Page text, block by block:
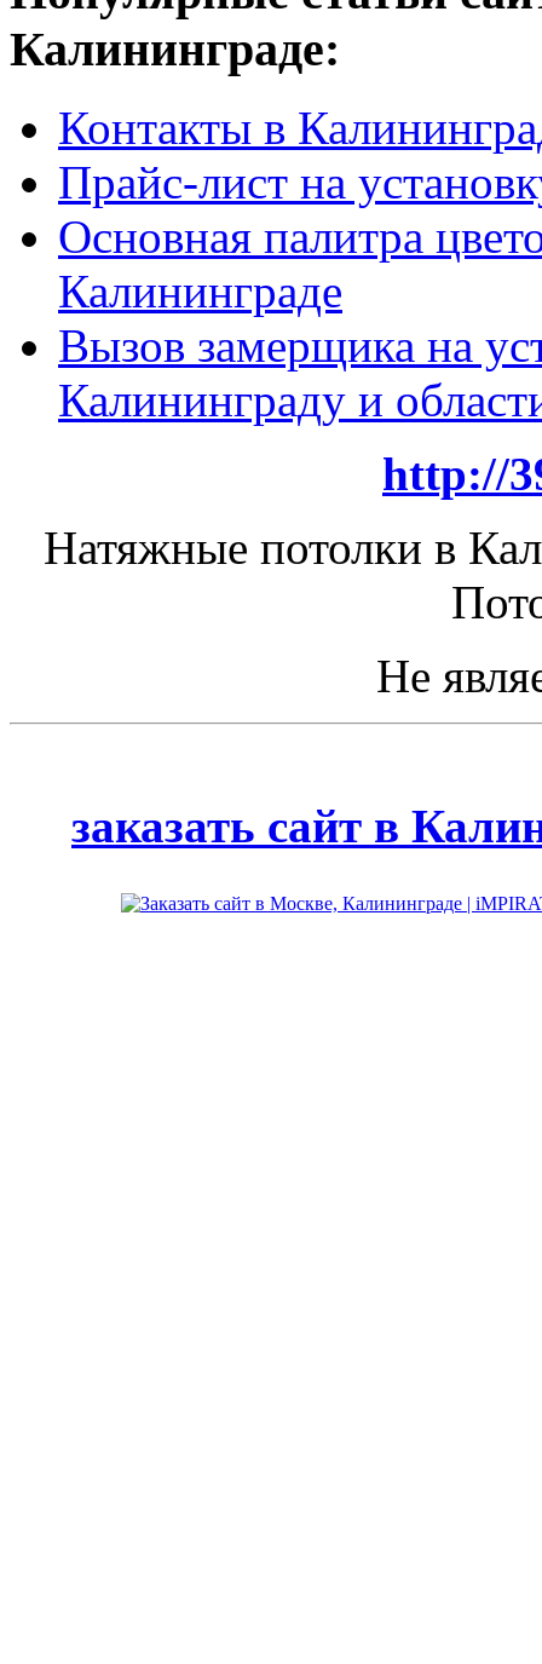
Калининграде:
Контакты в
Прайс-лист на
Основная палитра
Калининграде
Вызов замерщика на
Калининграду и
http://
Натяжные потолки в
Не
заказать сайт в